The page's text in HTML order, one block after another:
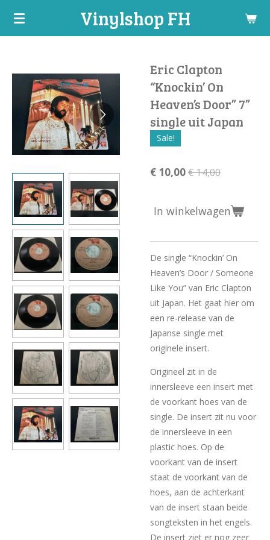
Ga
hoofdinhoud
Vinylshop FH
Eric Clapton
“Knockin’ On
Heaven’s Door” 7”
single uit Japan
Sale!
€ 10,00€ 14,00
In winkelwagen
De single “Knockin’ On
Heaven’s Door / Someone
Like You” van Eric Clapton
uit Japan. Het gaat hier om
een re-release van de
Japanse single met
originele insert.
Origineel zit in de
innersleeve een insert met
de voorkant hoes van de
single. De insert zit nu voor
de innersleeve in een
plastic hoes. Op de
voorkant van de insert
staat de voorkant van de
hoes, aan de achterkant
van de insert staan beide
songteksten in het engels.
De insert ziet er nog zeer